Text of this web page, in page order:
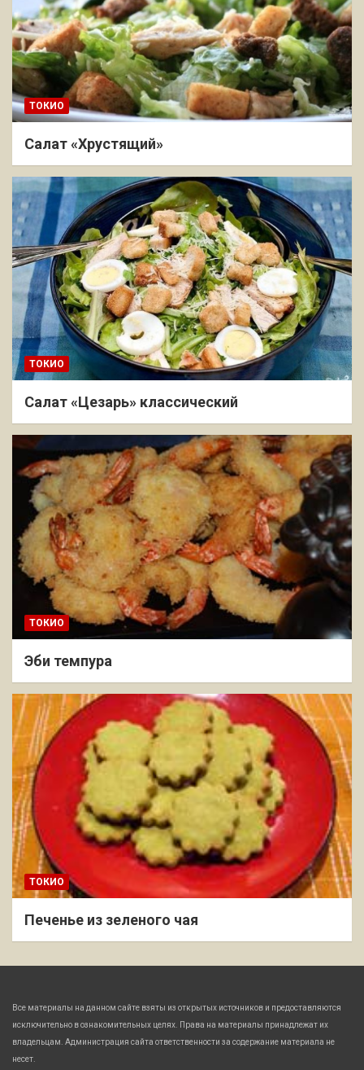
ТОКИО
Салат «Хрустящий»
ТОКИО
Салат «Цезарь» классический
ТОКИО
Эби темпура
ТОКИО
Печенье из зеленого чая
Все материалы на данном сайте взяты из открытых источников и предоставляются
исключительно в ознакомительных целях. Права на материалы принадлежат их
владельцам. Администрация сайта ответственности за содержание материала не
несет.